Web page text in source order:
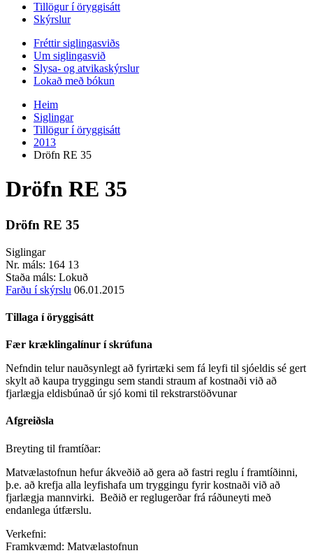
Tillögur í öryggisátt
Skýrslur
Fréttir siglingasviðs
Um siglingasvið
Slysa- og atvikaskýrslur
Lokað með bókun
Heim
Siglingar
Tillögur í öryggisátt
2013
Dröfn RE 35
Dröfn RE 35
Dröfn RE 35
Siglingar
Nr. máls: 164 13
Staða máls: Lokuð
Farðu í skýrslu 06.01.2015
Tillaga í öryggisátt
Fær kræklingalínur í skrúfuna
Nefndin telur nauðsynlegt að fyrirtæki sem fá leyfi til sjóeldis sé gert
skylt að kaupa tryggingu sem standi straum af kostnaði við að
fjarlægja eldisbúnað úr sjó komi til rekstrarstöðvunar
Afgreiðsla
Breyting til framtíðar:
Matvælastofnun hefur ákveðið að gera að fastri reglu í framtíðinni,
þ.e. að krefja alla leyfishafa um tryggingu fyrir kostnaði við að
fjarlægja mannvirki. Beðið er reglugerðar frá ráðuneyti með
endanlega útfærslu.
Verkefni:
Framkvæmd: Matvælastofnun